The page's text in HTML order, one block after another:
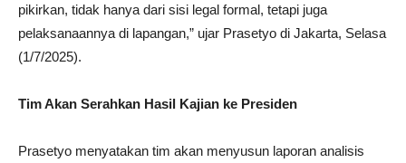
pikirkan, tidak hanya dari sisi legal formal, tetapi juga
pelaksanaannya di lapangan,” ujar Prasetyo di Jakarta, Selasa
(1/7/2025).
Tim Akan Serahkan Hasil Kajian ke Presiden
Prasetyo menyatakan tim akan menyusun laporan analisis